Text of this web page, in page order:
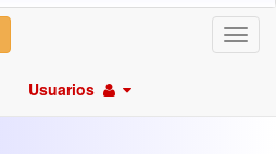
Usuarios